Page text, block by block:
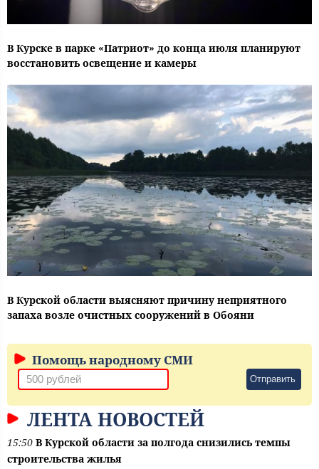
В Курске в парке «Патриот» до конца июля планируют
восстановить освещение и камеры
В Курской области выясняют причину неприятного
запаха возле очистных сооружений в Обояни
Помощь народному СМИ
Отправить
ЛЕНТА НОВОСТЕЙ
15:50 В Курской области за полгода снизились темпы
строительства жилья